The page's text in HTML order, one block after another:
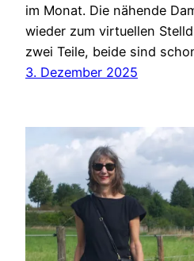
im Monat. Die nähende
wieder zum virtuellen
zwei Teile, beide sind
3. Dezember 2025